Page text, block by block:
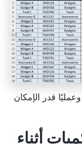
قدر الإمكان
أثناء